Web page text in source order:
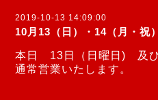
2019-10-13 14:09:00
10月13（日）・14（月・祝
本日 13日（日曜日) 及び
通常営業いたします。